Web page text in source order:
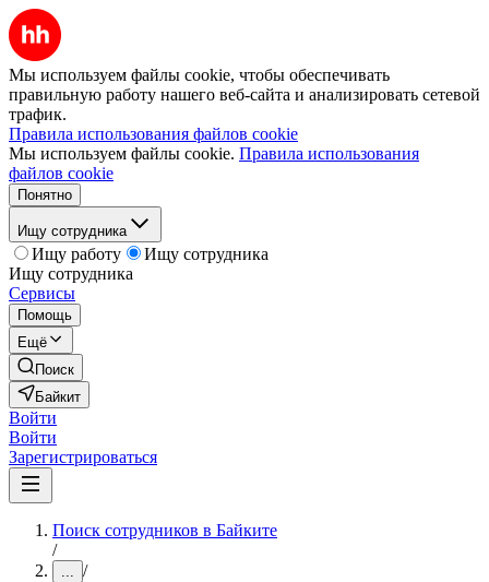
Мы используем файлы cookie, чтобы обеспечивать
правильную работу нашего веб-сайта и анализировать сетевой
трафик.
Правила использования файлов cookie
Мы используем файлы cookie. Правила использования
файлов cookie
Понятно
Ищу сотрудника
Ищу работу
Ищу сотрудника
Ищу сотрудника
Сервисы
Помощь
Ещё
Поиск
Байкит
Войти
Войти
Зарегистрироваться
Поиск сотрудников в Байките
/
... /